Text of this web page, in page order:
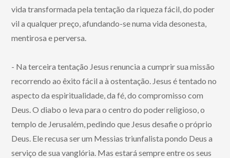
vida transformada pela tentação da riqueza fácil, do poder
vil a qualquer preço, afundando-se numa vida desonesta,
mentirosa e perversa.
- Na terceira tentação Jesus renuncia a cumprir sua missão
recorrendo ao êxito fácil a à ostentação. Jesus é tentado no
aspecto da espiritualidade, da fé, do compromisso com
Deus. O diabo o leva para o centro do poder religioso, o
templo de Jerusalém, pedindo que Jesus desafie o próprio
Deus. Ele recusa ser um Messias triunfalista pondo Deus a
serviço de sua vanglória. Mas estará sempre entre os seus